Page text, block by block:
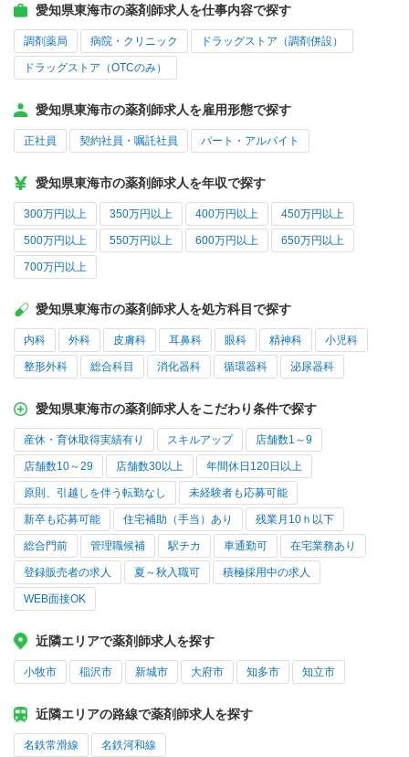
愛知県東海市の薬剤師求人を仕事内容で探す
調剤薬局 病院・クリニック ドラッグストア（調剤併設）
ドラッグストア（OTCのみ）
愛知県東海市の薬剤師求人を雇用形態で探す
正社員 契約社員・嘱託社員 パート・アルバイト
愛知県東海市の薬剤師求人を年収で探す
300万円以上 350万円以上 400万円以上 450万円以上
500万円以上 550万円以上 600万円以上 650万円以上
700万円以上
愛知県東海市の薬剤師求人を処方科目で探す
内科 外科 皮膚科 耳鼻科 眼科 精神科 小児科
整形外科 総合科目 消化器科 循環器科 泌尿器科
愛知県東海市の薬剤師求人をこだわり条件で探す
産休・育休取得実績有り スキルアップ 店舗数1～9
店舗数10～29 店舗数30以上 年間休日120日以上
原則、引越しを伴う転勤なし 未経験者も応募可能
新卒も応募可能 住宅補助（手当）あり 残業月10ｈ以下
総合門前 管理職候補 駅チカ 車通勤可 在宅業務あり
登録販売者の求人 夏～秋入職可 積極採用中の求人
WEB面接OK
近隣エリアで薬剤師求人を探す
小牧市 稲沢市 新城市 大府市 知多市 知立市
近隣エリアの路線で薬剤師求人を探す
名鉄常滑線 名鉄河和線